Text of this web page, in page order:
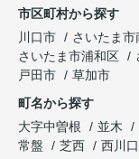
市区町村から探す
川口市
さいたま市
さいたま市浦和区
戸田市
草加市
町名から探す
大字中曽根
並木
常盤
芝西
西川口